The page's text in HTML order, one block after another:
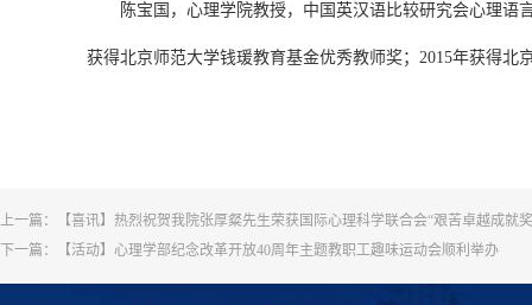
陈宝国，心理学院教授，中国英汉语比较研究会心理语言
获得北京师范大学钱瑗教育基金优秀教师奖；2015年获得北
上一篇：
【喜讯】热烈祝贺我院张厚粲先生荣获国际心理科学联合会“艰苦卓越成就
下一篇：
【活动】心理学部纪念改革开放40周年主题教职工趣味运动会顺利举办